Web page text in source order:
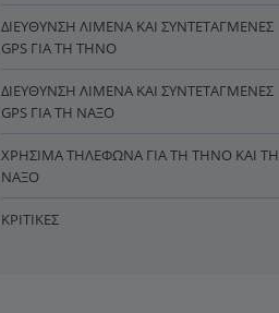
ΔΙΕΎΘΥΝΣΗ ΛΙΜΈΝΑ ΚΑΙ ΣΥΝΤΕΤΑΓΜΈΝΕΣ
GPS ΓΙΑ ΤΗ ΤΉΝΟ
ΔΙΕΎΘΥΝΣΗ ΛΙΜΈΝΑ ΚΑΙ ΣΥΝΤΕΤΑΓΜΈΝΕΣ
GPS ΓΙΑ ΤΗ ΝΆΞΟ
ΧΡΉΣΙΜΑ ΤΗΛΈΦΩΝΑ ΓΙΑ ΤΗ ΤΉΝΟ ΚΑΙ ΤΗ
ΝΆΞΟ
ΚΡΙΤΙΚΈΣ